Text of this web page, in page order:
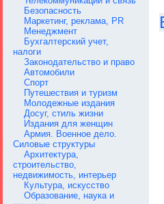
Безопасность
Маркетинг, реклама, PR
Менеджмент
Бухгалтерский учет,
налоги
Законодательство и право
Автомобили
Спорт
Путешествия и туризм
Молодежные издания
Досуг, стиль жизни
Издания для женщин
Армия. Военное дело.
Силовые структуры
Архитектура,
строительство,
недвижимость, интерьер
Культура, искусство
Образование, наука и